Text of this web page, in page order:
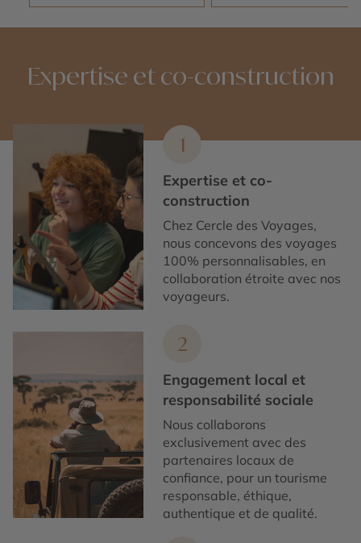
Expertise et co-construction
1
Expertise et co-
construction
Chez Cercle des Voyages,
nous concevons des voyages
100% personnalisables, en
collaboration étroite avec nos
voyageurs.
2
Engagement local et
responsabilité sociale
Nous collaborons
exclusivement avec des
partenaires locaux de
confiance, pour un tourisme
responsable, éthique,
authentique et de qualité.